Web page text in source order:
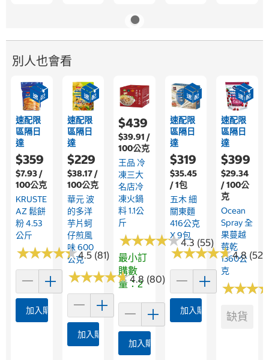
別人也會看
速配限
區隔日
達
$359
$7.93 /
100公克
KRUSTE
AZ 鬆餅
粉 4.53
公斤
★★★★★
★★★★★4.5 (81)
加入購物車
速配限
區隔日
達
$229
$38.17 /
100公克
華元 波
的多洋
芋片蚵
仔煎風
味 600
公克
★★★★★
★★★★★4.8 (80)
加入購物車
$439
$39.91 /
100公克
王品 冷
凍三大
名店冷
凍火鍋
料 1.1公
斤
★★★★★
★★★★★4.3 (55)
最小訂
購數
量：2
加入購物車
速配限
區隔日
達
$319
$35.45
/ 1包
五木 細
關東麵
416公克
X 9包
★★★★★
★★★★★4.8
加入購物車
速配限
區隔日
達
$399
$29.34
/ 100公
克
Ocean
Spray 全
果蔓越
莓乾
1360公
克
★★★
★★★
缺貨